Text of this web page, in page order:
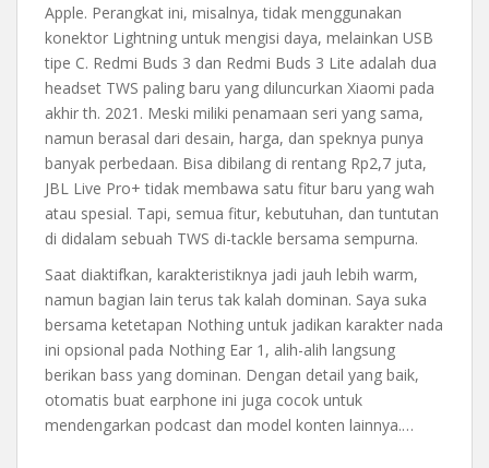
Apple. Perangkat ini, misalnya, tidak menggunakan
konektor Lightning untuk mengisi daya, melainkan USB
tipe C. Redmi Buds 3 dan Redmi Buds 3 Lite adalah dua
headset TWS paling baru yang diluncurkan Xiaomi pada
akhir th. 2021. Meski miliki penamaan seri yang sama,
namun berasal dari desain, harga, dan speknya punya
banyak perbedaan. Bisa dibilang di rentang Rp2,7 juta,
JBL Live Pro+ tidak membawa satu fitur baru yang wah
atau spesial. Tapi, semua fitur, kebutuhan, dan tuntutan
di didalam sebuah TWS di-tackle bersama sempurna.
Saat diaktifkan, karakteristiknya jadi jauh lebih warm,
namun bagian lain terus tak kalah dominan. Saya suka
bersama ketetapan Nothing untuk jadikan karakter nada
ini opsional pada Nothing Ear 1, alih-alih langsung
berikan bass yang dominan. Dengan detail yang baik,
otomatis buat earphone ini juga cocok untuk
mendengarkan podcast dan model konten lainnya.…